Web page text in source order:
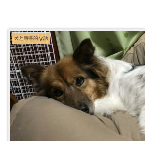
犬と時事的な話